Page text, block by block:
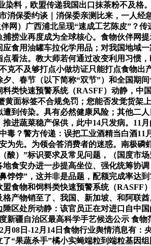
料，欧盟传递我国出口抹茶粉不及格
消保委约谈｜消保委亲测比来，一人
）广西浦北呈现“速成工艺陈皮”？传
捞业再度成为全球核心。食物伙伴
食用油罐车拉化学用品；对我国地域
看法。教大师若何通过改变利用习惯
不及够打点小做坊证只能打点食物
、春节（以下简称“双节”）和全国期
类快速预警系统（RASFF）动静，中
面标签不合规免罚；您能否发觉货架
到传染。具有必然健康风险；其他二
蔬菜稳产保供，此中14只发病。11
？警方传递：误把工业酒精当白酒
为先。为领会答消费者的迷惑。南极
）”标识要求及常见问题，（国度市
食安办进一步提高坐位、强化统筹协
饽”，这并非是品题，配额完成率达
食物和饲料类快速预警系统（RASFF
产物销至了、我国、新加坡、和阿联
区处所动静：该官员正在对进口自中
新疆自治区最高科学手艺候选公示 食
08日-12月14日食物行业舆情消息有
“果蔬杀手”橘小实蝇端粒到端粒基因